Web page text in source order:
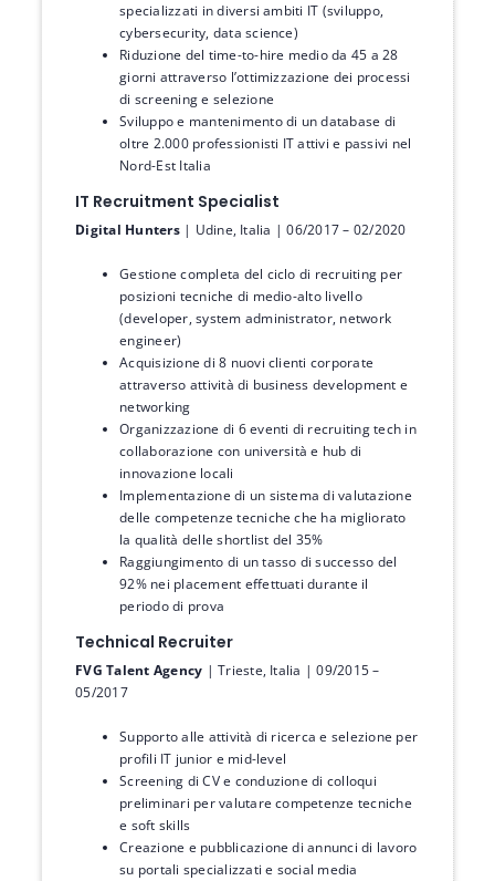
specializzati in diversi ambiti IT (sviluppo,
cybersecurity, data science)
Riduzione del time-to-hire medio da 45 a 28
giorni attraverso l’ottimizzazione dei processi
di screening e selezione
Sviluppo e mantenimento di un database di
oltre 2.000 professionisti IT attivi e passivi nel
Nord-Est Italia
IT Recruitment Specialist
Digital Hunters| Udine, Italia | 06/2017 – 02/2020
Gestione completa del ciclo di recruiting per
posizioni tecniche di medio-alto livello
(developer, system administrator, network
engineer)
Acquisizione di 8 nuovi clienti corporate
attraverso attività di business development e
networking
Organizzazione di 6 eventi di recruiting tech in
collaborazione con università e hub di
innovazione locali
Implementazione di un sistema di valutazione
delle competenze tecniche che ha migliorato
la qualità delle shortlist del 35%
Raggiungimento di un tasso di successo del
92% nei placement effettuati durante il
periodo di prova
Technical Recruiter
FVG Talent Agency | Trieste, Italia | 09/2015 –
05/2017
Supporto alle attività di ricerca e selezione per
profili IT junior e mid-level
Screening di CV e conduzione di colloqui
preliminari per valutare competenze tecniche
e soft skills
Creazione e pubblicazione di annunci di lavoro
su portali specializzati e social media